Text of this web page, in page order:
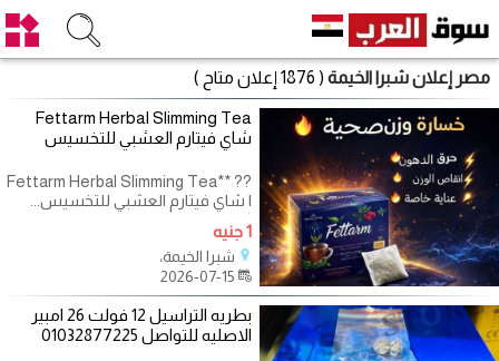
مصر إعلان شبرا الخيمة ( 1876 إعلان متاح )
Fettarm Herbal Slimming Tea
شاي فيتارم العشبي للتخسيس
?? **Fettarm Herbal Slimming Tea
| شاي فيتارم العشبي للتخسيس...
كوب دافئ وخطوة جديدة في روتين
رشاقتك!** ? حاسس إن
1 جنيه
شبرا الخيمة،
بطريه التراسيل 12 فولت 26 امبير
الاصليه للتواصل 01032877225